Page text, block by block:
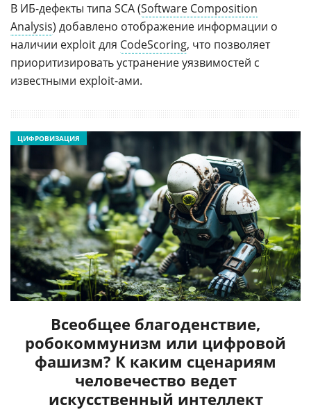
В ИБ-дефекты типа SCA (Software Composition
Analysis) добавлено отображение информации о
наличии exploit для CodeScoring, что позволяет
приоритизировать устранение уязвимостей с
известными exploit-ами.
Всеобщее благоденствие,
робокоммунизм или цифровой
фашизм? К каким сценариям
человечество ведет
искусственный интеллект
ЦИФРОВИЗАЦИЯ